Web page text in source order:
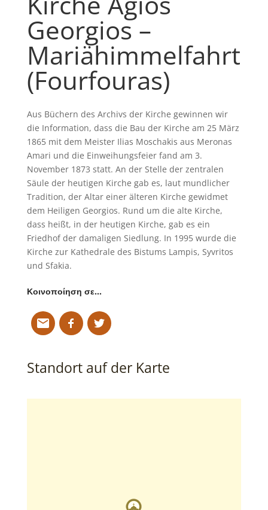
Georgios –
Mariähimmelfahrt
(Fourfouras)
Aus Büchern des Archivs der Kirche gewinnen wir
die Information, dass die Bau der Kirche am 25 März
1865 mit dem Meister Ilias Moschakis aus Meronas
Amari und die Einweihungsfeier fand am 3.
November 1873 statt. An der Stelle der zentralen
Säule der heutigen Kirche gab es, laut mundlicher
Tradition, der Altar einer älteren Kirche gewidmet
dem Heiligen Georgios. Rund um die alte Kirche,
dass heißt, in der heutigen Kirche, gab es ein
Friedhof der damaligen Siedlung. In 1995 wurde die
Kirche zur Kathedrale des Bistums Lampis, Syvritos
und Sfakia.
Κοινοποίηση σε…
Standort auf der Karte